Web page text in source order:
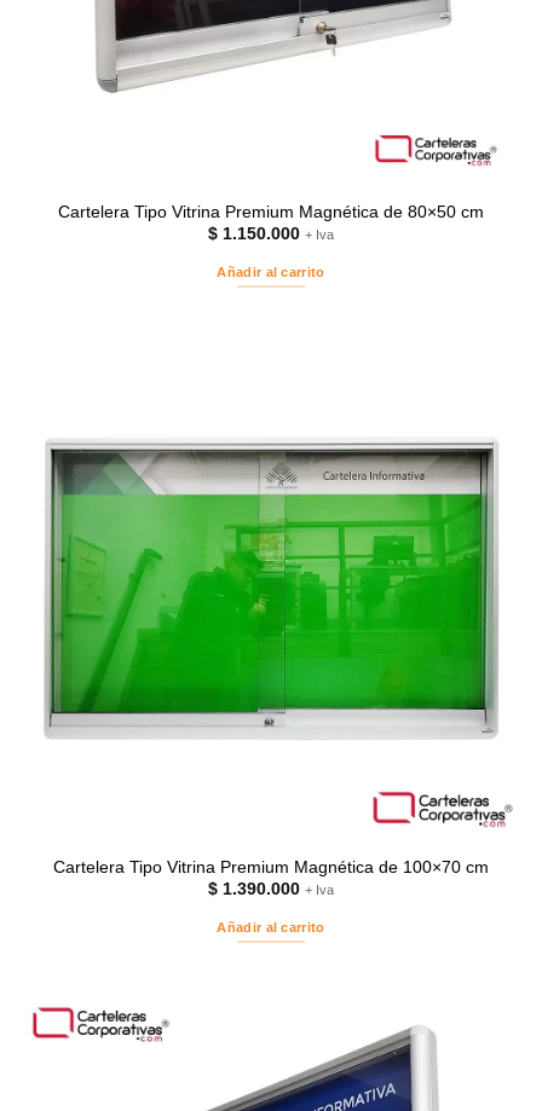
Cartelera Tipo Vitrina Premium Magnética de 80×50 cm
$ 1.150.000 + Iva
Añadir al carrito
Cartelera Tipo Vitrina Premium Magnética de 100×70 cm
$ 1.390.000 + Iva
Añadir al carrito